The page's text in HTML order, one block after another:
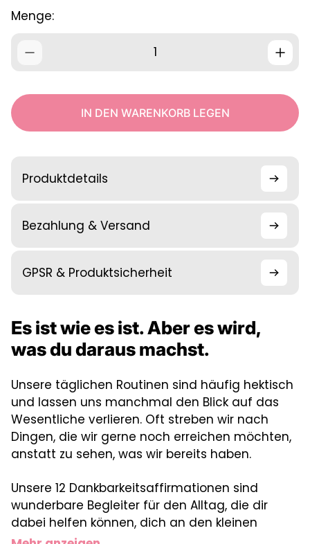
l
r
e
Menge:
IN DEN WARENKORB LEGEN
Produktdetails
Bezahlung & Versand
GPSR & Produktsicherheit
Es ist wie es ist. Aber es wird,
was du daraus machst.
Unsere täglichen Routinen sind häufig hektisch
und lassen uns manchmal den Blick auf das
Wesentliche verlieren. Oft streben wir nach
Dingen, die wir gerne noch erreichen möchten,
anstatt zu sehen, was wir bereits haben.
Unsere 12 Dankbarkeitsaffirmationen sind
wunderbare Begleiter für den Alltag, die dir
dabei helfen können, dich an den kleinen
Dingen des Lebens zu erfreuen.